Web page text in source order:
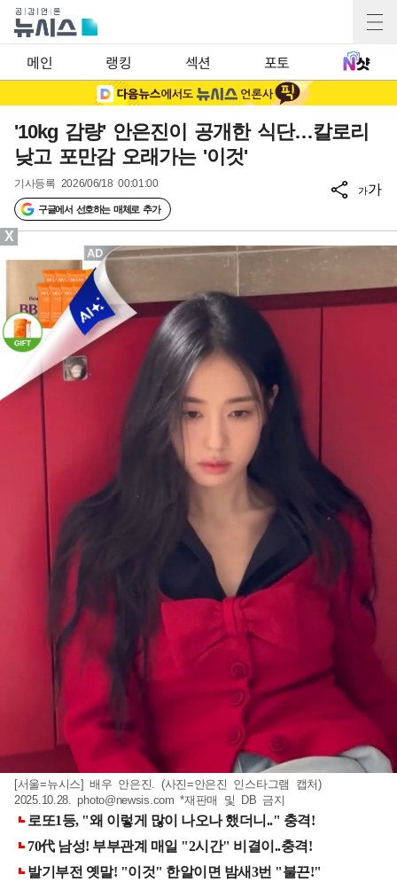
메인 랭킹 섹션 포토
'10kg 감량' 안은진이 공개한 식단…칼로리
낮고 포만감 오래가는 '이것'
기사등록 2026/06/18 00:01:00
구글에서 선호하는 매체로 추가
가가
[서울=뉴시스] 배우 안은진. (사진=안은진 인스타그램 캡처)
2025.10.28.photo@newsis.com *재판매 및 DB 금지
X